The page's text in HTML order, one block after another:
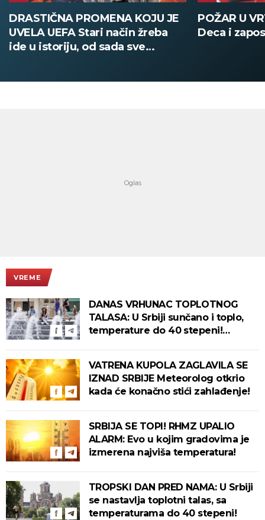
DRASTIČNA PROMENA KOJU JE
UVELA UEFA Stari način žreba
ide u istoriju, od sada sve
POŽAR U
Deca i
VREME
DANAS VRHUNAC TOPLOTNOG
TALASA: U Srbiji sunčano i toplo,
temperature do 40 stepeni!
VATRENA KUPOLA ZAGLAVILA SE
IZNAD SRBIJE Meteorolog otkrio
kada će konačno stići zahlađenje!
SRBIJA SE TOPI! RHMZ UPALIO
ALARM: Evo u kojim gradovima je
izmerena najviša temperatura!
TROPSKI DAN PRED NAMA: U Srbiji
se nastavlja toplotni talas, sa
temperaturama do 40 stepeni!